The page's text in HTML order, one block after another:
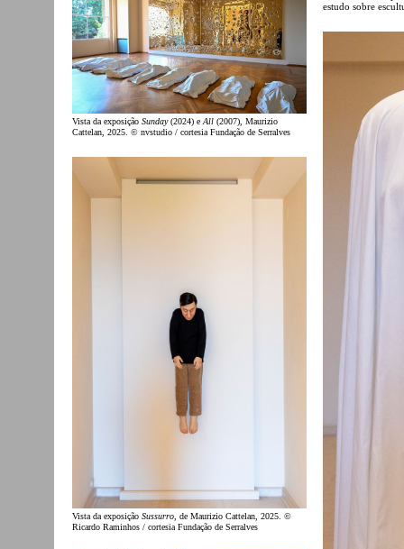
Vista da exposição Sunday(2024) eAll (2007), Maurizio
Cattelan, 2025. © nvstudio / cortesia Fundação de Serralves
Vista da exposição Sussurro, de Maurizio Cattelan, 2025. ©
Ricardo Raminhos / cortesia Fundação de Serralves
estudo sobre